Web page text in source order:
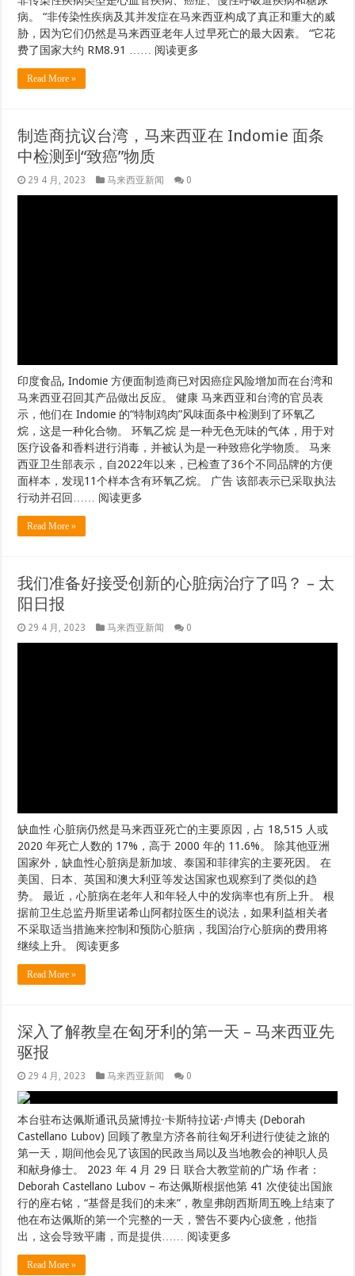
非传染性疾病类型是心血管疾病、癌症、慢性呼吸道疾病和糖尿
病。 “非传染性疾病及其并发症在马来西亚构成了真正和重大的威
胁，因为它们仍然是马来西亚老年人过早死亡的最大因素。 “它花
费了国家大约 RM8.91 …… 阅读更多
Read More »
制造商抗议台湾，马来西亚在 Indomie 面条
中检测到“致癌”物质
印度食品, Indomie 方便面制造商已对因癌症风险增加而在台湾和
马来西亚召回其产品做出反应。 健康 马来西亚和台湾的官员表
示，他们在 Indomie 的“特制鸡肉”风味面条中检测到了环氧乙
烷，这是一种化合物。 环氧乙烷 是一种无色无味的气体，用于对
医疗设备和香料进行消毒，并被认为是一种致癌化学物质。 马来
西亚卫生部表示，自2022年以来，已检查了36个不同品牌的方便
面样本，发现11个样本含有环氧乙烷。 广告 该部表示已采取执法
Read More »
我们准备好接受创新的心脏病治疗了吗？ – 太
阳日报
缺血性 心脏病仍然是马来西亚死亡的主要原因，占 18,515 人或
2020 年死亡人数的 17%，高于 2000 年的 11.6%。 除其他亚洲
国家外，缺血性心脏病是新加坡、泰国和菲律宾的主要死因。 在
美国、日本、英国和澳大利亚等发达国家也观察到了类似的趋
势。 最近，心脏病在老年人和年轻人中的发病率也有所上升。 根
据前卫生总监丹斯里诺希山阿都拉医生的说法，如果利益相关者
不采取适当措施来控制和预防心脏病，我国治疗心脏病的费用将
继续上升。 阅读更多
Read More »
深入了解教皇在匈牙利的第一天 – 马来西亚先
驱报
本台驻布达佩斯通讯员黛博拉·卡斯特拉诺·卢博夫 (Deborah
Castellano Lubov) 回顾了教皇方济各前往匈牙利进行使徒之旅的
第一天，期间他会见了该国的民政当局以及当地教会的神职人员
和献身修士。 2023 年 4 月 29 日 联合大教堂前的广场 作者：
Deborah Castellano Lubov – 布达佩斯根据他第 41 次使徒出国旅
行的座右铭，“基督是我们的未来”，教皇弗朗西斯周五晚上结束了
他在布达佩斯的第一个完整的一天，警告不要内心疲惫，他指
出，这会导致平庸，而是提供…… 阅读更多